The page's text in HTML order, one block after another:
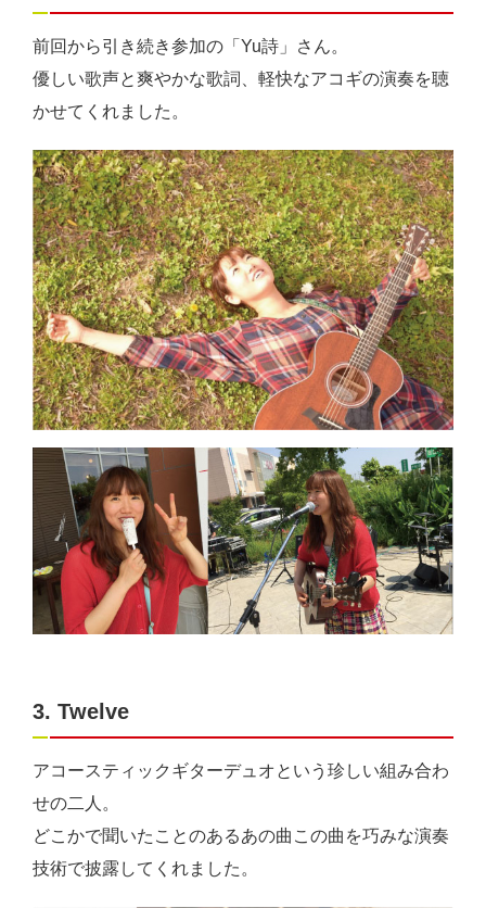
前回から引き続き参加の「Yu詩」さん。
優しい歌声と爽やかな歌詞、軽快なアコギの演奏を聴
かせてくれました。
3. Twelve
アコースティックギターデュオという珍しい組み合わ
せの二人。
どこかで聞いたことのあるあの曲この曲を巧みな演奏
技術で披露してくれました。